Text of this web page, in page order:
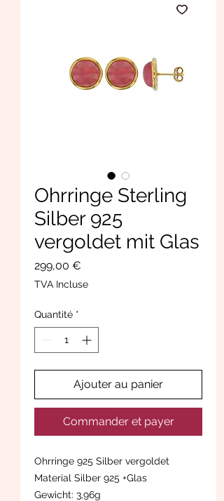
Ohrringe Sterling
Silber 925
vergoldet mit Glas
299,00 €
TVA Incluse
Quantité *
Ajouter au panier
Commander et payer
Ohrringe 925 Silber vergoldet
Material Silber 925 +Glas
Gewicht: 3,96g